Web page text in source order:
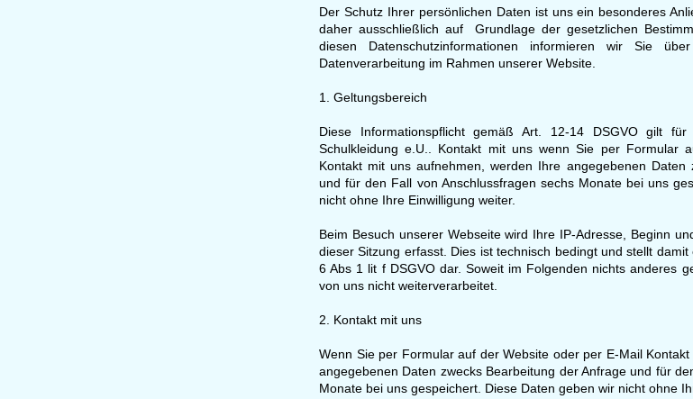
Der Schutz Ihrer persönlichen Daten ist uns ein besonderes
daher ausschließlich auf Grundlage der gesetzlichen
diesen Datenschutzinformationen informieren wir Sie
Datenverarbeitung im Rahmen unserer Website.
1. Geltungsbereich
Diese Informationspflicht gemäß Art. 12-14 DSGVO gilt
Schulkleidung e.U.. Kontakt mit uns wenn Sie per Formular
Kontakt mit uns aufnehmen, werden Ihre angegebenen Daten
und für den Fall von Anschlussfragen sechs Monate bei uns
nicht ohne Ihre Einwilligung weiter.
Beim Besuch unserer Webseite wird Ihre IP-Adresse, Beginn
dieser Sitzung erfasst. Dies ist technisch bedingt und stellt
6 Abs 1 lit f DSGVO dar. Soweit im Folgenden nichts anderes
von uns nicht weiterverarbeitet.
2. Kontakt mit uns
Wenn Sie per Formular auf der Website oder per E-Mail
angegebenen Daten zwecks Bearbeitung der Anfrage und für
Monate bei uns gespeichert. Diese Daten geben wir nicht ohne